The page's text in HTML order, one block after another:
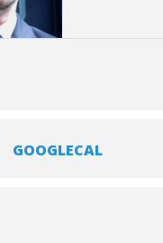
GOOGLECAL